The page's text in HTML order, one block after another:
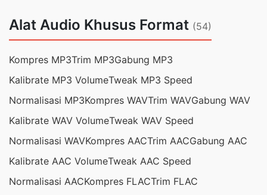
Alat Audio Khusus Format (54)
Kompres MP3Trim MP3Gabung MP3
Kalibrate MP3 VolumeTweak MP3 Speed
Normalisasi MP3Kompres WAVTrim WAVGabung WAV
Kalibrate WAV VolumeTweak WAV Speed
Normalisasi WAVKompres AACTrim AACGabung AAC
Kalibrate AAC VolumeTweak AAC Speed
Normalisasi AACKompres FLACTrim FLAC